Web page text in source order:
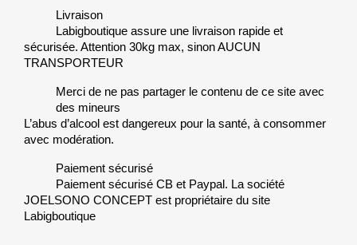
Livraison
Labigboutique assure une livraison rapide et
sécurisée. Attention 30kg max, sinon AUCUN
TRANSPORTEUR
Merci de ne pas partager le contenu de ce site avec
des mineurs
L’abus d’alcool est dangereux pour la santé, à consommer
avec modération.
Paiement sécurisé
Paiement sécurisé CB et Paypal. La société
JOELSONO CONCEPT est propriétaire du site
Labigboutique